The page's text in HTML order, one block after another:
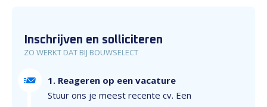
Inschrijven en solliciteren
ZO WERKT DAT BIJ BOUWSELECT
1. Reageren op een vacature
Stuur ons je meest recente cv. Een